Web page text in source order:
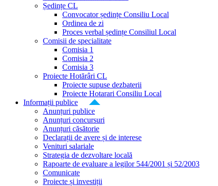
Ședințe CL
Convocator ședințe Consiliu Local
Ordinea de zi
Proces verbal ședințe Consiliul Local
Comisii de specialitate
Comisia 1
Comisia 2
Comisia 3
Proiecte Hotărâri CL
Proiecte supuse dezbaterii
Proiecte Hotarari Consiliu Local
Informații publice
Anunțuri publice
Anunțuri concursuri
Anunțuri căsătorie
Declarații de avere și de interese
Venituri salariale
Strategia de dezvoltare locală
Rapoarte de evaluare a legilor 544/2001 și 52/2003
Comunicate
Proiecte și investiții